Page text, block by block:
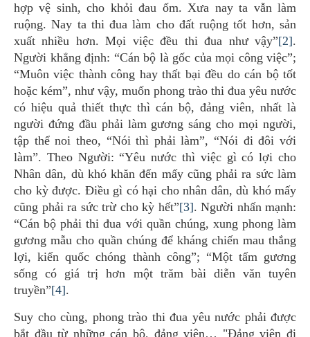
hợp vệ sinh, cho khỏi đau ốm. Xưa nay ta vẫn làm
ruộng. Nay ta thi đua làm cho đất ruộng tốt hơn, sản
xuất nhiều hơn. Mọi việc đều thi đua như vậy”[2].
Người khẳng định: “Cán bộ là gốc của mọi công việc”;
“Muôn việc thành công hay thất bại đều do cán bộ tốt
hoặc kém”, như vậy, muốn phong trào thi đua yêu nước
có hiệu quả thiết thực thì cán bộ, đảng viên, nhất là
người đứng đầu phải làm gương sáng cho mọi người,
tập thể noi theo, “Nói thì phải làm”, “Nói đi đôi với
làm”. Theo Người: “Yêu nước thì việc gì có lợi cho
Nhân dân, dù khó khăn đến mấy cũng phải ra sức làm
cho kỳ được. Điều gì có hại cho nhân dân, dù khó mấy
cũng phải ra sức trừ cho kỳ hết”[3]. Người nhấn mạnh:
“Cán bộ phải thi đua với quần chúng, xung phong làm
gương mẫu cho quần chúng để kháng chiến mau thắng
lợi, kiến quốc chóng thành công”; “Một tấm gương
sống có giá trị hơn một trăm bài diễn văn tuyên
truyền”[4].
Suy cho cùng, phong trào thi đua yêu nước phải được
bắt đầu từ những cán bộ, đảng viên… "Đảng viên đi